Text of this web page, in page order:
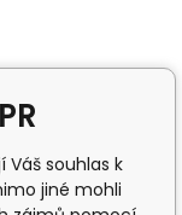
Váš souhlas k
jiné mohli